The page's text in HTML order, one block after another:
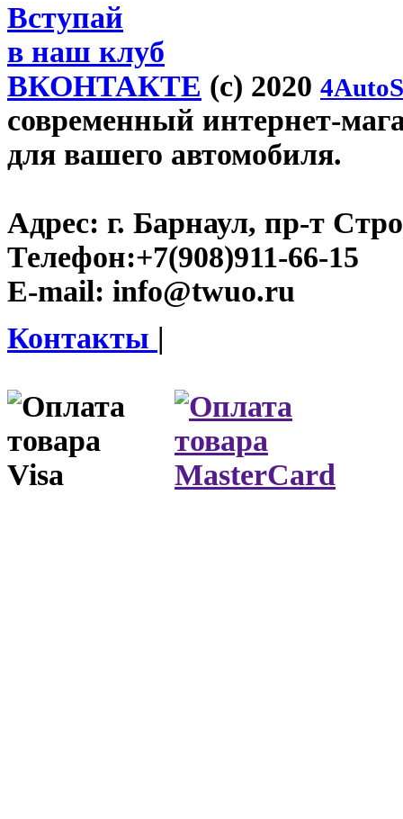
Вступай
в наш клуб
ВКОНТАКТЕ (c) 2020
современный интернет-
для вашего автомобиля.
Адрес: г. Барнаул, пр-т
Телефон:+7(908)911-66-15
E-mail: info@twuo.ru
Контакты